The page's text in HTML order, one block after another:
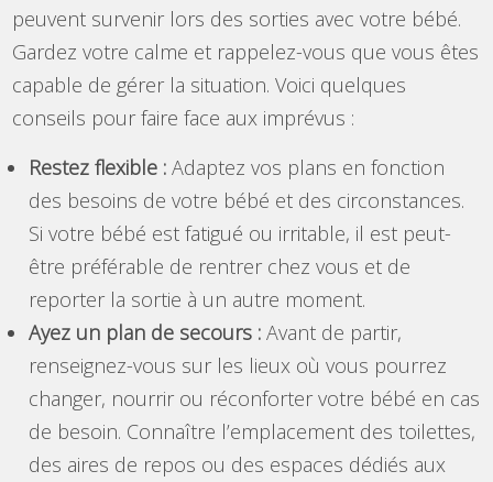
peuvent survenir lors des sorties avec votre bébé.
Gardez votre calme et rappelez-vous que vous êtes
capable de gérer la situation. Voici quelques
conseils pour faire face aux imprévus :
Restez flexible : Adaptez vos plans en fonction
des besoins de votre bébé et des circonstances.
Si votre bébé est fatigué ou irritable, il est peut-
être préférable de rentrer chez vous et de
reporter la sortie à un autre moment.
Ayez un plan de secours : Avant de partir,
renseignez-vous sur les lieux où vous pourrez
changer, nourrir ou réconforter votre bébé en cas
de besoin. Connaître l’emplacement des toilettes,
des aires de repos ou des espaces dédiés aux